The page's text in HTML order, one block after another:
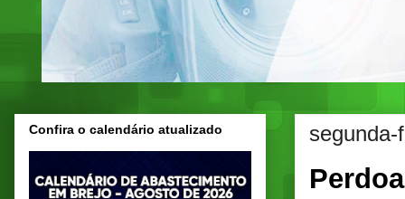
Confira o calendário atualizado